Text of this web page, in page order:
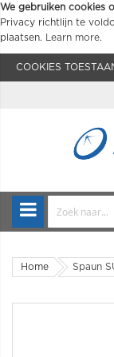
We gebruiken cookies
Privacy richtlijn te
plaatsen.
Learn more.
COOKIES
Home Spaun